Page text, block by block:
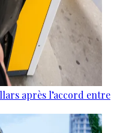
après l’accord entre